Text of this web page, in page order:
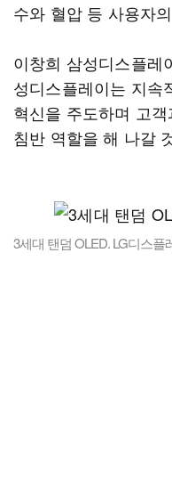
수와 혈압 등 사용자
이창희 삼성디스플레
성디스플레이는 지속
혁신을 주도하며 고
침반 역할을 해 나갈
3세대 탠덤 OLED. LG디스플